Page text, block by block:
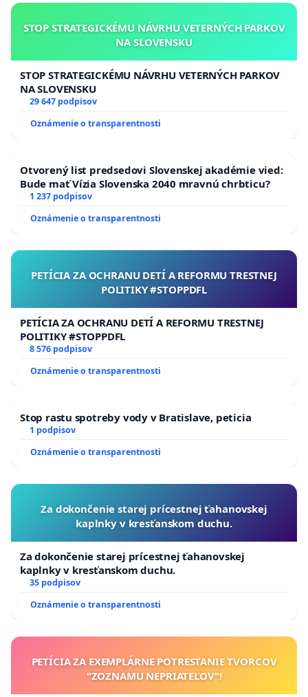
STOP STRATEGICKÉMU NÁVRHU VETERNÝCH PARKOV
NA SLOVENSKU
STOP STRATEGICKÉMU NÁVRHU VETERNÝCH PARKOV
NA SLOVENSKU
29 647 podpisov
Oznámenie o transparentnosti
Otvorený list predsedovi Slovenskej akadémie vied:
Bude mať Vízia Slovenska 2040 mravnú chrbticu?
1 237 podpisov
Oznámenie o transparentnosti
PETÍCIA ZA OCHRANU DETÍ A REFORMU TRESTNEJ
POLITIKY #STOPPDFL
PETÍCIA ZA OCHRANU DETÍ A REFORMU TRESTNEJ
POLITIKY #STOPPDFL
8 576 podpisov
Oznámenie o transparentnosti
Stop rastu spotreby vody v Bratislave, peticia
1 podpisov
Oznámenie o transparentnosti
Za dokončenie starej prícestnej ťahanovskej
kaplnky v kresťanskom duchu.
Za dokončenie starej prícestnej ťahanovskej
kaplnky v kresťanskom duchu.
35 podpisov
Oznámenie o transparentnosti
PETÍCIA ZA EXEMPLÁRNE POTRESTANIE TVORCOV
"ZOZNAMU NEPRIATEĽOV"!